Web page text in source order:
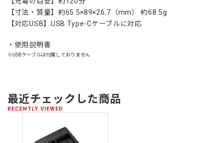
【寸法・質量】約65.5×89×26.7（mm） 約68.5g
【対応USB】USB Type-Cケーブルに対応
使用説明書
※USBケーブルは付属しておりません
最近チェックした商品
RECENTLY VIEWED